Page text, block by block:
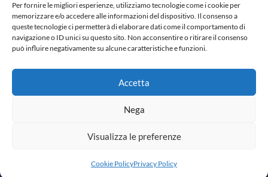
Per fornire le migliori esperienze, utilizziamo tecnologie come i cookie per
memorizzare e/o accedere alle informazioni del dispositivo. Il consenso a
queste tecnologie ci permetterà di elaborare dati come il comportamento di
navigazione o ID unici su questo sito. Non acconsentire o ritirare il consenso
può influire negativamente su alcune caratteristiche e funzioni.
Accetta
Nega
Visualizza le preferenze
Cookie PolicyPrivacy Policy
Kromoline 2000 SRL
Via L. Tabellione, 1 (47891) Falciano – SAN MARINO –COE
SM06838
Registro e-commerce n.1002 dal 15/06/23
info@kromovernici.com+39 339 136 08730549 909508
Miketing